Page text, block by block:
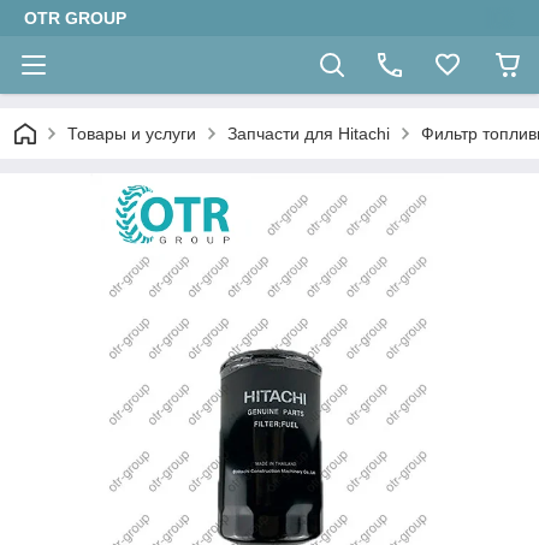
OTR GROUP
Товары и услуги Запчасти для Hitachi Фильтр